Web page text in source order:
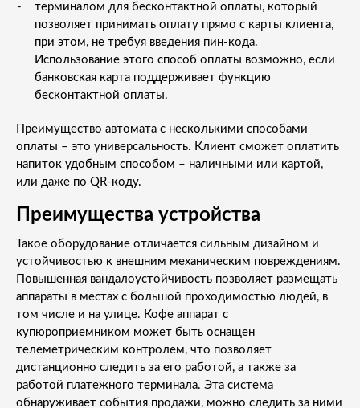
терминалом для бесконтактной оплаты, который
позволяет принимать оплату прямо с карты клиента,
при этом, не требуя введения пин-кода.
Использование этого способ оплаты возможно, если
банковская карта поддерживает функцию
бесконтактной оплаты.
Преимущество автомата с несколькими способами
оплаты – это универсальность. Клиент сможет оплатить
напиток удобным способом – наличными или картой,
или даже по QR-коду.
Преимущества устройства
Такое оборудование отличается сильным дизайном и
устойчивостью к внешним механическим повреждениям.
Повышенная вандалоустойчивость позволяет размещать
аппараты в местах с большой проходимостью людей, в
том числе и на улице. Кофе аппарат с
купюроприемником может быть оснащен
телеметрическим контролем, что позволяет
дистанционно следить за его работой, а также за
работой платежного терминала. Эта система
обнаруживает события продажи, можно следить за ними